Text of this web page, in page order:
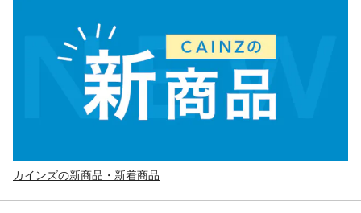
カインズの新商品・新着商品